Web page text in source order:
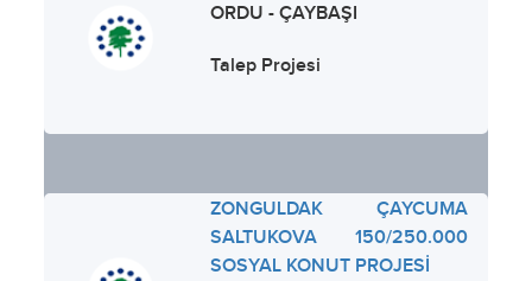
ORDU - ÇAYBAŞI
Talep Projesi
ZONGULDAK ÇAYCUMA
SALTUKOVA 150/250.000
SOSYAL KONUT PROJESİ